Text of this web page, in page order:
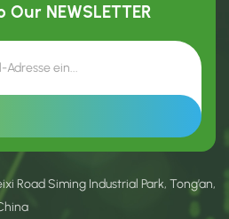
Our NEWSLETTER
Road Siming Industrial Park, Tong’an,